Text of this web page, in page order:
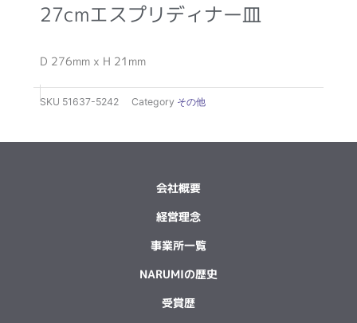
27cmエスプリディナー皿
D 276mm x H 21mm
SKU 51637-5242 Category その他
会社概要
経営理念
事業所一覧
NARUMIの歴史
受賞歴